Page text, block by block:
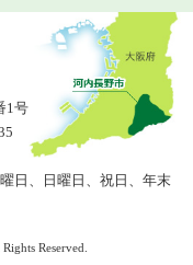
1号
日、日曜日、祝日、年末
Reserved.